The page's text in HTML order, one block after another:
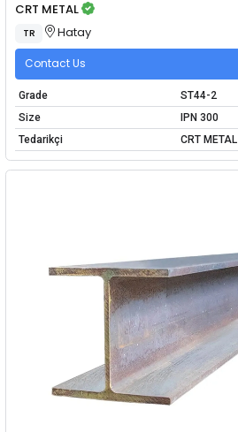
CRT METAL
TR Hatay
Contact Us
Grade
ST44-2
Size
IPN 300
Tedarikçi
CRT METAL